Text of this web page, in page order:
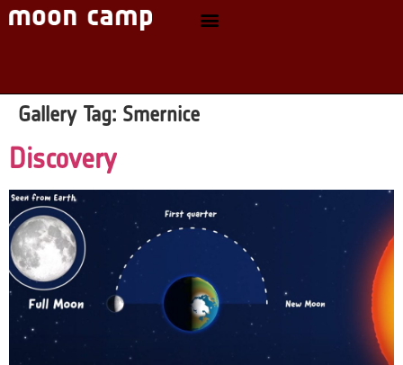
Gallery Tag: Smernice
Discovery